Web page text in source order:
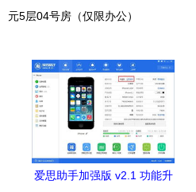
元5层04号房（仅限办公）
爱思助手加强版 v2.1 功能升